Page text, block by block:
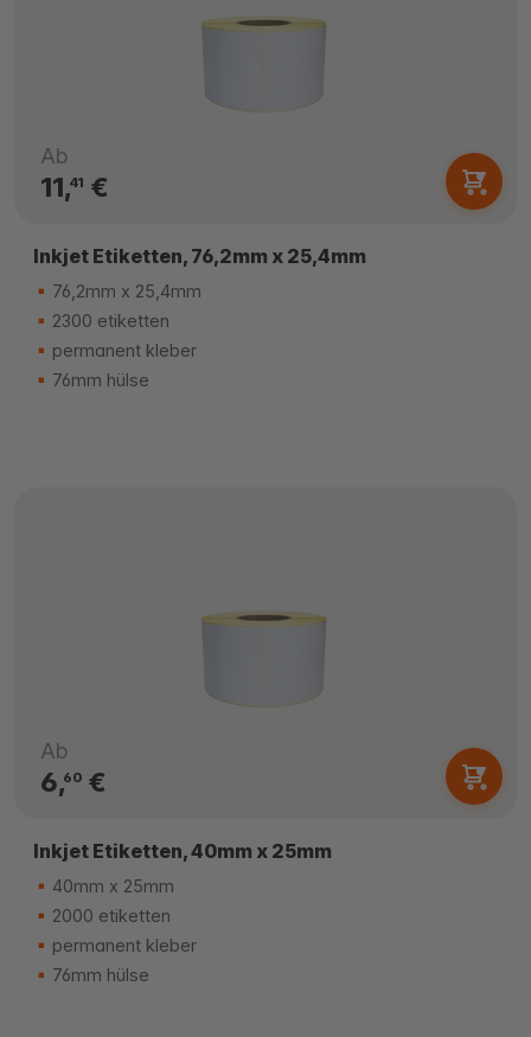
Ab
11,41 €
Inkjet Etiketten, 76,2mm x 25,4mm
76,2mm x 25,4mm
2300 etiketten
permanent kleber
76mm hülse
Ab
6,60€
Inkjet Etiketten, 40mm x 25mm
40mm x 25mm
2000 etiketten
permanent kleber
76mm hülse